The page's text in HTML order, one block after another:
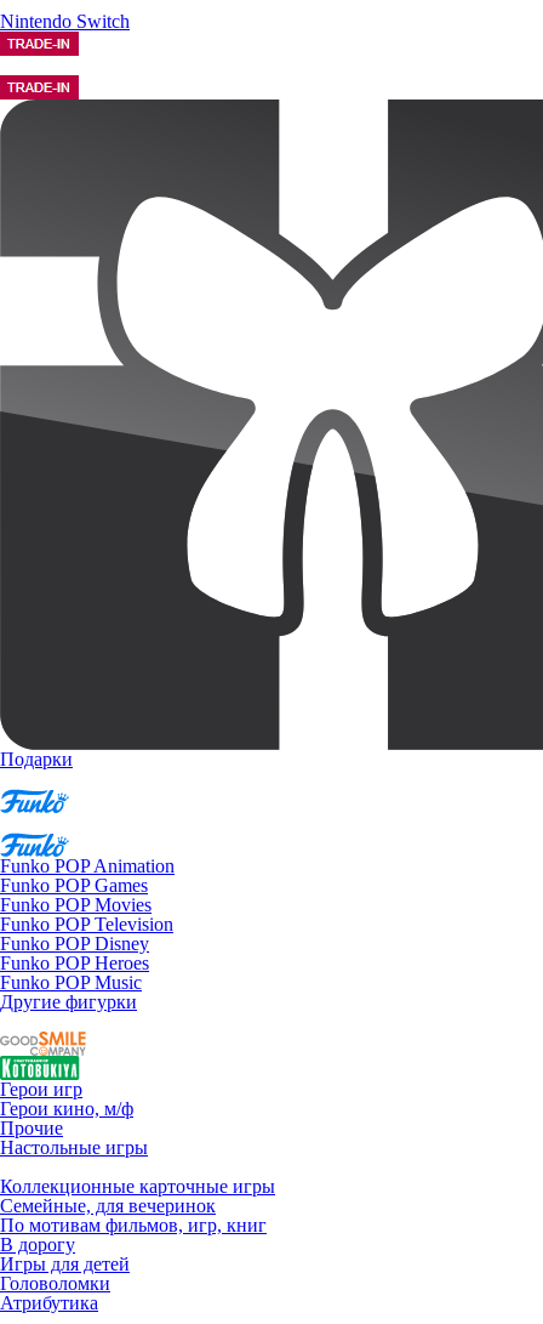
Nintendo Switch
Подарки
Funko POP Animation
Funko POP Games
Funko POP Movies
Funko POP Television
Funko POP Disney
Funko POP Heroes
Funko POP Music
Другие фигурки
Герои игр
Герои кино, м/ф
Прочие
Настольные игры
Коллекционные карточные игры
Семейные, для вечеринок
По мотивам фильмов, игр, книг
В дорогу
Игры для детей
Головоломки
Атрибутика